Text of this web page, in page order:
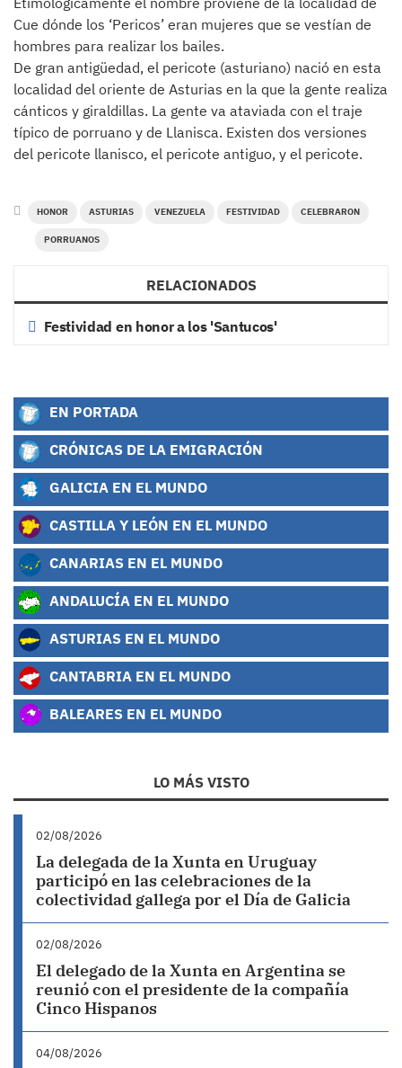
Cue dónde los ‘Pericos’ eran mujeres que se vestían de
hombres para realizar los bailes.
De gran antigüedad, el pericote (asturiano) nació en esta
localidad del oriente de Asturias en la que la gente realiza
cánticos y giraldillas. La gente va ataviada con el traje
típico de porruano y de Llanisca. Existen dos versiones
del pericote llanisco, el pericote antiguo, y el pericote.
HONOR ASTURIAS VENEZUELA FESTIVIDAD CELEBRARON
PORRUANOS
RELACIONADOS
Festividad en honor a los 'Santucos'
EN PORTADA
CRÓNICAS DE LA EMIGRACIÓN
GALICIA EN EL MUNDO
CASTILLA Y LEÓN EN EL MUNDO
CANARIAS EN EL MUNDO
ANDALUCÍA EN EL MUNDO
ASTURIAS EN EL MUNDO
CANTABRIA EN EL MUNDO
BALEARES EN EL MUNDO
LO MÁS VISTO
02/08/2026
La delegada de la Xunta en Uruguay
participó en las celebraciones de la
colectividad gallega por el Día de Galicia
02/08/2026
El delegado de la Xunta en Argentina se
reunió con el presidente de la compañía
Cinco Hispanos
04/08/2026